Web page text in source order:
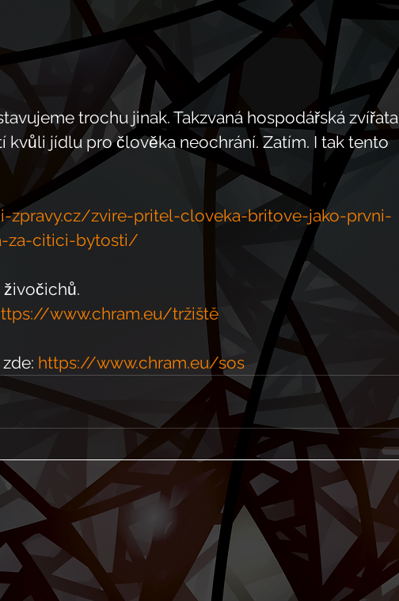
trochu jinak. Takzvaná hospodářská zvířata
kvůli jídlu pro člověka neochrání. Zatím. I tak tento
zpravy.cz/zvire-pritel-cloveka-britove-jako-prvni-
za-citici-bytosti/
živočichů.
www.chram.eu/tržiště
https://www.chram.eu/sos